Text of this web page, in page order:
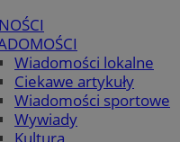
Wiadomości lokalne
Ciekawe artykuły
Wiadomości sportowe
Wywiady